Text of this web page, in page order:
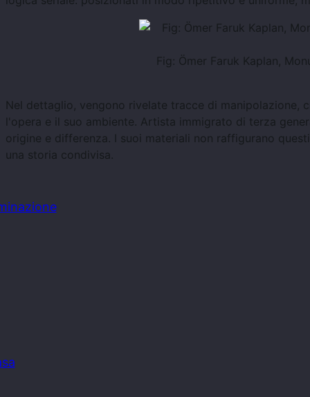
Fig: Ömer Faruk Kaplan,
Nel dettaglio, vengono rivelate tracce di manipolazione,
l'opera e il suo ambiente. Artista immigrato di terza
origine e differenza. I suoi materiali non raffigurano
una storia condivisa.